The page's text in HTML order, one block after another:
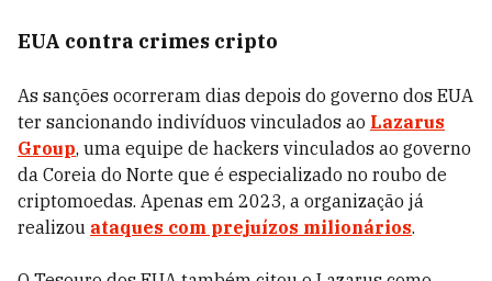
EUA contra crimes cripto
As sanções ocorreram dias depois do governo dos EUA
ter sancionando indivíduos vinculados ao Lazarus
Group, uma equipe de hackers vinculados ao governo
da Coreia do Norte que é especializado no roubo de
criptomoedas. Apenas em 2023, a organização já
realizou ataques com prejuízos milionários.